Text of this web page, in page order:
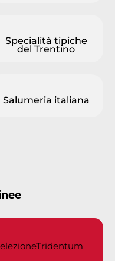
Specialità tipiche
del Trentino
Salumeria italiana